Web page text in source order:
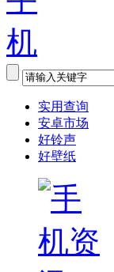
实用查询
安卓市场
好铃声
好壁纸